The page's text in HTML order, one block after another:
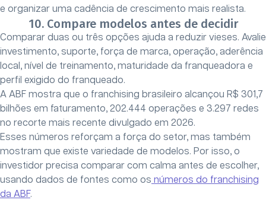
e organizar uma cadência de crescimento mais realista.
10. Compare modelos antes de decidir
Comparar duas ou três opções ajuda a reduzir vieses. Avalie
investimento, suporte, força de marca, operação, aderência
local, nível de treinamento, maturidade da franqueadora e
perfil exigido do franqueado.
A ABF mostra que o franchising brasileiro alcançou R$ 301,7
bilhões em faturamento, 202.444 operações e 3.297 redes
no recorte mais recente divulgado em 2026.
Esses números reforçam a força do setor, mas também
mostram que existe variedade de modelos. Por isso, o
investidor precisa comparar com calma antes de escolher,
usando dados de fontes como os números do franchising
da ABF.